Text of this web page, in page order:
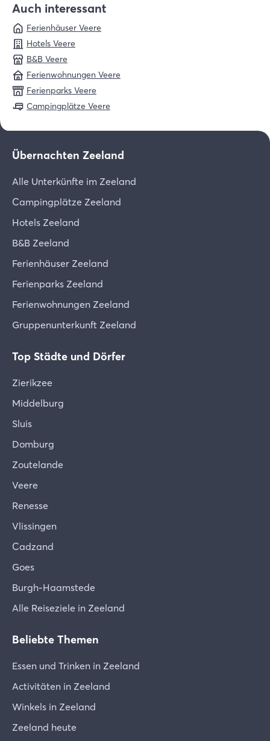
Auch interessant
Ferienhäuser Veere
Hotels Veere
B&B Veere
Ferienwohnungen Veere
Ferienparks Veere
Campingplätze Veere
Übernachten Zeeland
Alle Unterkünfte im Zeeland
Campingplätze Zeeland
Hotels Zeeland
B&B Zeeland
Ferienhäuser Zeeland
Ferienparks Zeeland
Ferienwohnungen Zeeland
Gruppenunterkunft Zeeland
Top Städte und Dörfer
Zierikzee
Middelburg
Sluis
Domburg
Zoutelande
Veere
Renesse
Vlissingen
Cadzand
Goes
Burgh-Haamstede
Alle Reiseziele in Zeeland
Beliebte Themen
Essen und Trinken in Zeeland
Activitäten in Zeeland
Winkels in Zeeland
Zeeland heute